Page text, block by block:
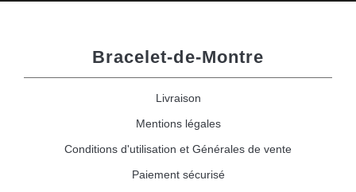
Bracelet-de-Montre
Livraison
Mentions légales
Conditions d'utilisation et Générales de vente
Paiement sécurisé